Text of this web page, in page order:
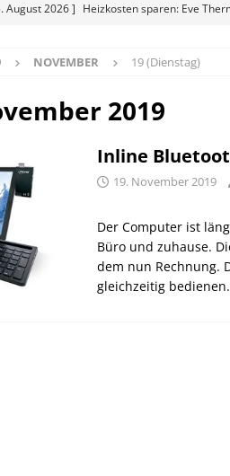
August 2026 ] Heizkosten sparen: Eve
August 2026 ] Moto G87 im Test: Mein
August 2026 ]
Digitale Wanduhr von
Juli 2026 ]
Motivation zum Laufen:
August 2026 ]
ESR Foldable 3-in-1
NOVEMBER 19 (Dienstag)
2019
Inline
19. November 2019
Der Computer ist
Büro und zuhause.
dem nun Rechnung.
gleichzeitig